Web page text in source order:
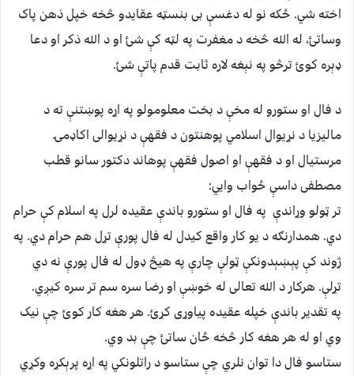
اخته شي. ځکه نو له دغسې بی بنسټه عقایدو څخه خپل ‌ذهن پاک
وساتئ، له الله څخه د مغفرت په لټه کې شئ او د الله ذکر او دعا
ډېره کوئ ترڅو په نېغه لاره ثابت قدم پاتې شئ.
د فال او ستورو له مخې د بخت معلومولو په اړه پوښتنې ته د
مالیزیا د نړیوال اسلامي پوهنتون د فقهې د نړیوالی اکاډمۍ
مرستیال او د فقهې او اصول فقهې پوهاند دکتور سانو قطب
مصطفی داسې ځواب وایي:
تر ټولو وړاندې په فال او ستورو باندې عقیده لرل په اسلام کې حرام
دي. همدارنګه د یو کار واقع کیدل له فال پورې تړل هم حرام دي. په
ژوند کې پېښېدونکې ټولې چارې په هیڅ ډول له فال پورې نه دي
تړلې. هرکار د الله تعالی له خوښې او رضا سره سم تر سره کیږي.
په تقدیر باندې خپله عقیده پیاوړی کړئ. هر هغه کار کوئ چې نیک
وي او له هر هغه کار څخه ځان ساتئ چې بد وي.
ستاسو فال دا توان نلري چې ستاسو د راتلونکي په اړه پرېکړه وکړي